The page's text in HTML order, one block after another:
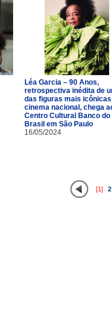
Léa Garcia – 90 Anos,
retrospectiva inédita de
das figuras mais
cinema nacional, chega
Centro Cultural Banco do
Brasil em São Paulo
16/05/2024
[1] 2